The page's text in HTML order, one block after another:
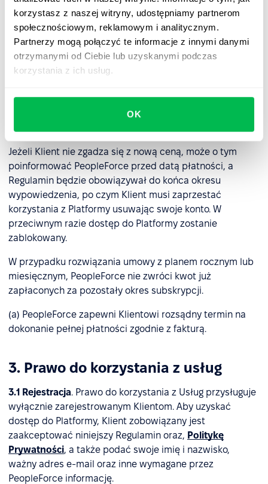
korzystasz z naszej witryny, udostępniamy partnerom
społecznościowym, reklamowym i analitycznym.
Partnerzy mogą połączyć te informacje z innymi danymi
otrzymanymi od Ciebie lub uzyskanymi podczas
korzystania z ich usług.
OK
momencie, z zastrzeżeniem wcześniejszego
powiadomienia Klienta:
(a) w przypadku planów miesięcznych: co najmniej 30
dni kalendarzowych przed datą obowiązywania nowej
Opłaty.
(b) w przypadku planów rocznych: co najmniej 60 dni
kalendarzowych przed datą obowiązywania nowej
Opłaty.
Jeżeli Klient nie zgadza się z nową ceną, może o tym
poinformować PeopleForce przed datą płatności, a
Regulamin będzie obowiązywał do końca okresu
wypowiedzenia, po czym Klient musi zaprzestać
korzystania z Platformy usuwając swoje konto. W
przeciwnym razie dostęp do Platformy zostanie
zablokowany.
W przypadku rozwiązania umowy z planem rocznym lub
miesięcznym, PeopleForce nie zwróci kwot już
zapłaconych za pozostały okres subskrypcji.
(a) PeopleForce zapewni Klientowi rozsądny termin na
dokonanie pełnej płatności zgodnie z fakturą.
3. Prawo do korzystania z usług
3.1 Rejestracja. Prawo do korzystania z Usług przysługuje
wyłącznie zarejestrowanym Klientom. Aby uzyskać
dostęp do Platformy, Klient zobowiązany jest
zaakceptować niniejszy Regulamin oraz, Politykę
Prywatności, a także podać swoje imię i nazwisko,
ważny adres e-mail oraz inne wymagane przez
PeopleForce informację.